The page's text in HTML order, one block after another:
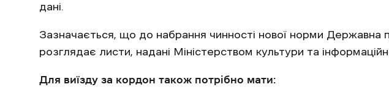
дані.
Зазначається, що до набрання чинності нової норми Державна
розглядає листи, надані Міністерством культури та
Для виїзду за кордон також потрібно мати: